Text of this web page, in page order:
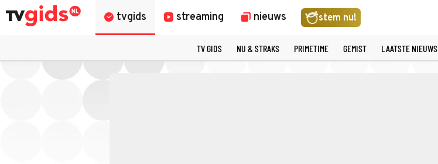
tvgids streaming nieuws stem nu!
TV GIDS NU & STRAKS PRIMETIME GEMIST LAATSTE NIEUWS